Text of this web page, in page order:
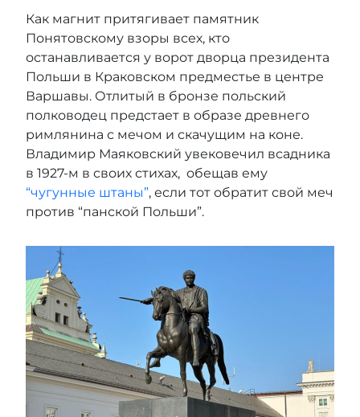
Как магнит притягивает памятник
Понятовскому взоры всех, кто
останавливается у ворот дворца президента
Польши в Краковском предместье в центре
Варшавы. Отлитый в бронзе польский
полководец предстает в образе древнего
римлянина с мечом и скачущим на коне.
Владимир Маяковский увековечил всадника
в 1927-м в своих стихах, обещав ему
“чугунные штаны”, если тот обратит свой меч
против “панской Польши”.